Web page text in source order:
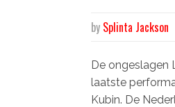
by Splinta Jackson
De ongeslagen
laatste
Kubin. De